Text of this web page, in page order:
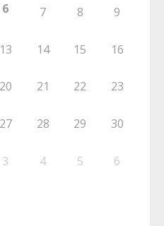
6 7 8 9
13 14 15 16
20 21 22 23
27 28 29 30
3 4 5 6